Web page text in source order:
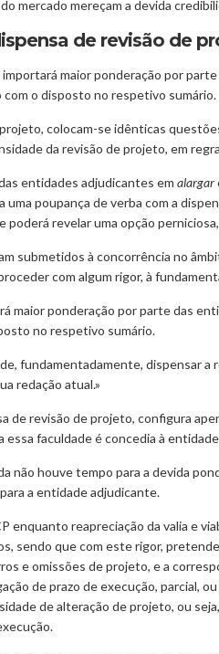
mercado mereçam a devida
de revisão de
maior ponderação por
o disposto no respetivo sumário.
colocam-se idênticas
da revisão de projeto, em
entidades adjudicantes em alargar
poupança de verba com a
revelar uma opção
submetidos à concorrência no
com algum rigor, à
maior ponderação por parte das
no respetivo sumário.
fundamentadamente, dispensar a
redação atual.»
de revisão de projeto, configura
faculdade é concedia à
não houve tempo para a devida
a entidade adjudicante.
enquanto reapreciação da valia e
sendo que com este rigor,
e omissões de projeto, e a
de prazo de execução, parcial,
de alteração de projeto, ou